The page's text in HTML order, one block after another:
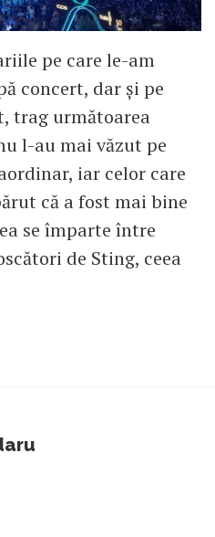
pe care le-am
concert, dar și pe
trag următoarea
l-au mai văzut pe
iar celor care
că a fost mai bine
se împarte între
de Sting, ceea